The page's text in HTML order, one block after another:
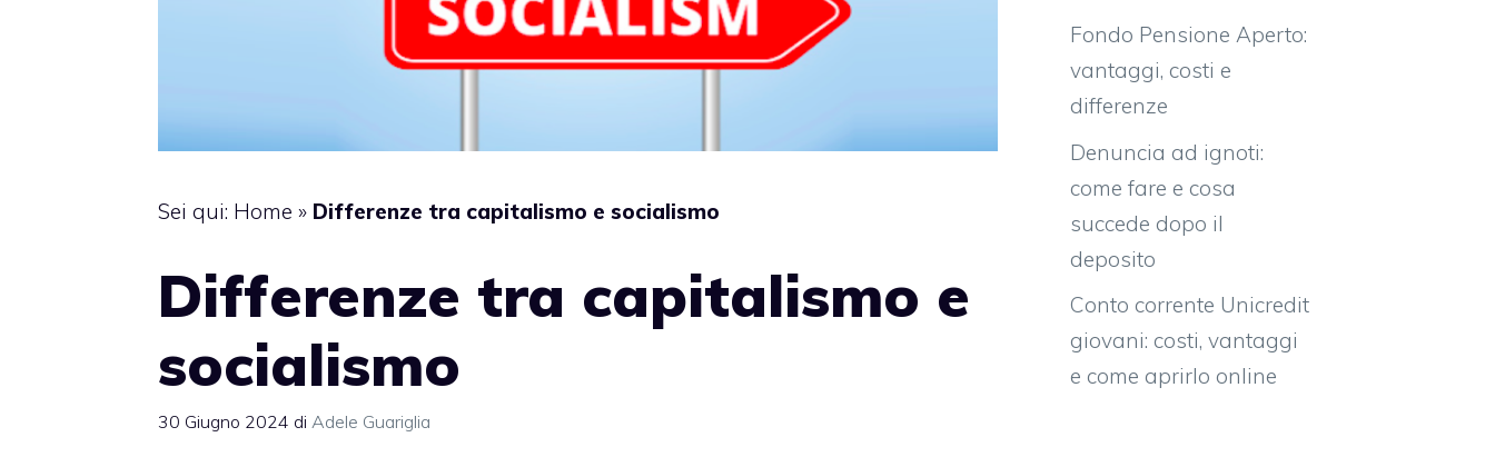
Sei qui: Home » Differenze tra capitalismo e socialismo
Differenze tra capitalismo e
socialismo
30 Giugno 2024 di Adele Guariglia
Fondo Pensione Aperto:
vantaggi, costi e
differenze
Denuncia ad ignoti:
come fare e cosa
succede dopo il
deposito
Conto corrente Unicredit
giovani: costi, vantaggi
e come aprirlo online